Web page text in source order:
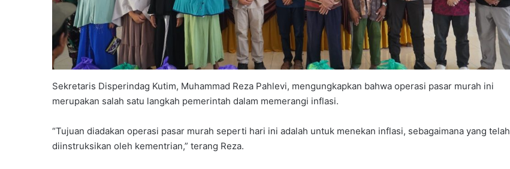
Sekretaris Disperindag Kutim, Muhammad Reza Pahlevi, mengungkapkan bahwa operasi pasar murah ini
merupakan salah satu langkah pemerintah dalam memerangi inflasi.
“Tujuan diadakan operasi pasar murah seperti hari ini adalah untuk menekan inflasi, sebagaimana yang telah
diinstruksikan oleh kementrian,” terang Reza.